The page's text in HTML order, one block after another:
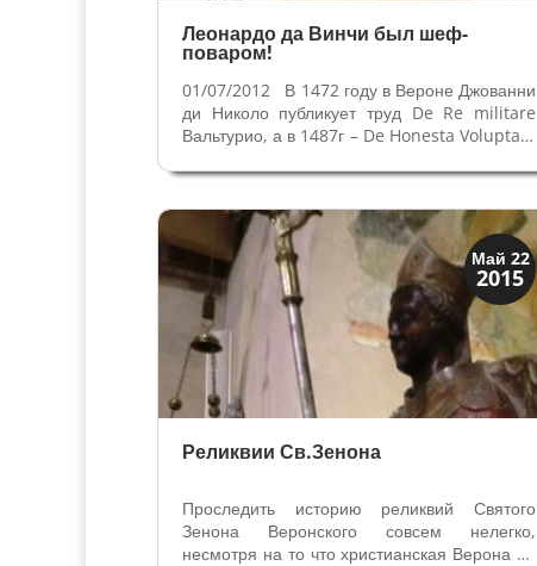
Леонардо да Винчи был шеф-
поваром!
01/07/2012 В 1472 году в Вероне Джованни
ди Николо публикует труд De Re militare
Вальтурио, а в 1487г – De Honesta Voluptate
распространении книги De Re militare на
скульптуру и украшения с военной
символикой в Эпоху Возрождения в...
Май 22
2015
Святые и реликвии
Традиции
Реликвии Св.Зенона
Проследить историю реликвий Святого
Зенона Веронского совсем нелегко,
несмотря на то что христианская Верона на